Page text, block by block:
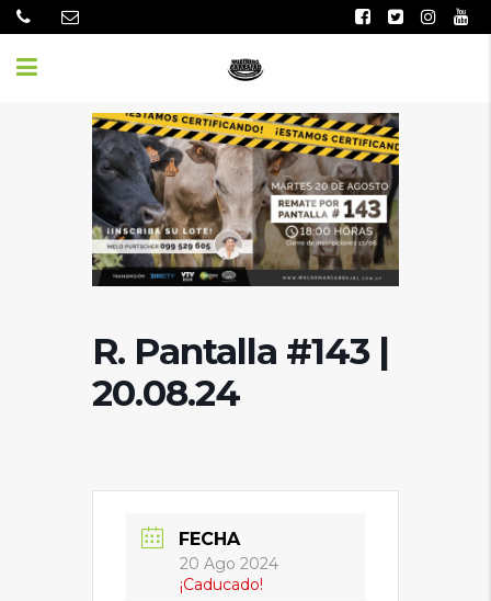
R. Pantalla #143 |
20.08.24
FECHA
20 Ago 2024
¡Caducado!